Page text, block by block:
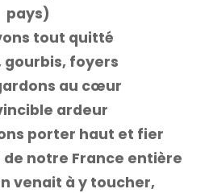
pays)
tout quitté
gourbis, foyers
au cœur
ardeur
porter haut et fier
de notre France entière
venait à y toucher,